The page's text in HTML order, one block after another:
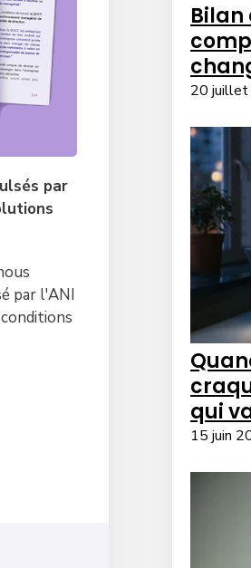
par
par l'ANI
Bilan
20
qui
15 juin